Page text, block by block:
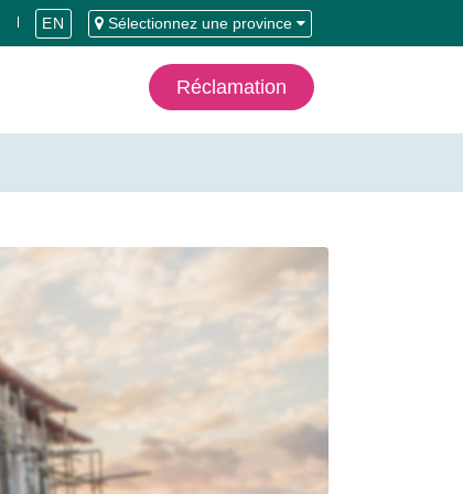
EN Sélectionnez une province
Réclamation